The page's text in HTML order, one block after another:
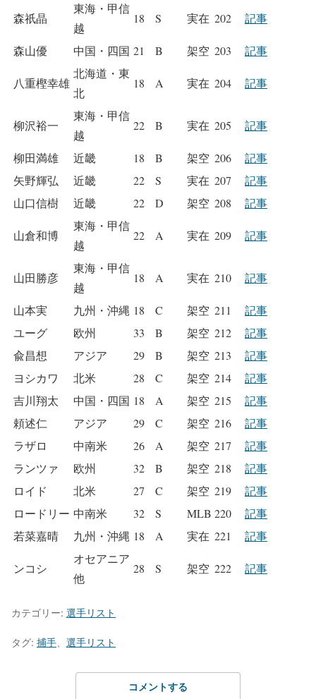
森祇晶
東海・甲信
越
18 S 実在 202 記事
森山優 中国・四国 21 B 架空 203 記事
八重樫幸雄
北海道・東
北
18 A 実在 204 記事
柳沢裕一
東海・甲信
越
22 B 実在 205 記事
柳田満雄 近畿 18 B 架空 206
記事
矢野輝弘
近畿 22 S 実在 207
記事
山口信樹
近畿 22 D 架空 208 記事
山倉和博
東海・甲信
越
22 A 実在 209 記事
山田勝彦
東海・甲信
越
18 A 実在 210 記事
山本実 九州・沖縄 18 C 架空 211
記事
ユーグ
欧州 33 B 架空 212
記事
兪昌想
アジア 29 B 架空 213
記事
ヨシカワ
北米 28 C 架空 214
記事
吉川翔太
中国・四国 18 A 架空 215
記事
頼述仁
アジア 29 C 架空 216
記事
ラザロ
中南米 26 A 架空 217
記事
ランツァ
欧州 32 B 架空 218
記事
ロイド
北米 27 C 架空 219
記事
ロードリー 中南米 32 S MLB 220
記事
若菜嘉晴
九州・沖縄 18 A 実在 221 記事
ンコシ
オセアニア
他
28 S 架空 222 記事
カテゴリー: 選手リスト
タグ: 捕手 選手リスト
コメントする